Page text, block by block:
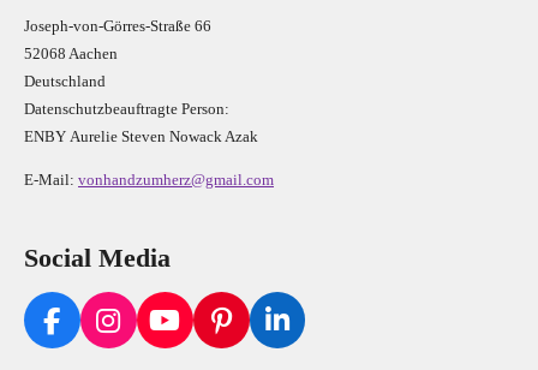
Joseph-von-Görres-Straße 66
52068 Aachen
Deutschland
Datenschutzbeauftragte Person:
ENBY Aurelie Steven Nowack Azak
E-Mail: vonhandzumherz@gmail.com
Social Media
F
I
Y
P
L